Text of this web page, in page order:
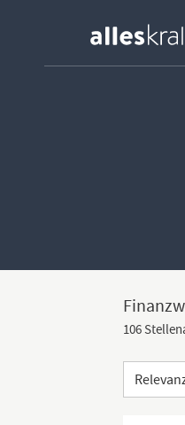
106
Sortierung